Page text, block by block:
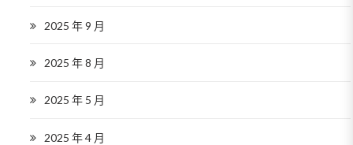
2025 年 9 月
2025 年 8 月
2025 年 5 月
2025 年 4 月